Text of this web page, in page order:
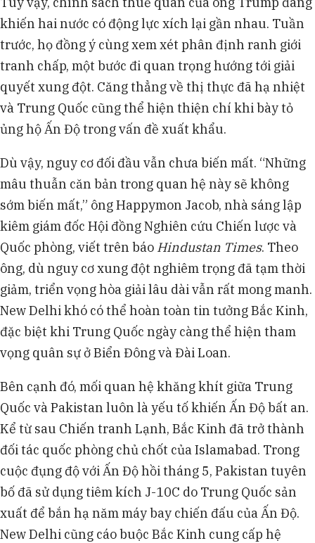
khiến hai nước có động lực xích lại gần nhau. Tuần
trước, họ đồng ý cùng xem xét phân định ranh giới
tranh chấp, một bước đi quan trọng hướng tới giải
quyết xung đột. Căng thẳng về thị thực đã hạ nhiệt
và Trung Quốc cũng thể hiện thiện chí khi bày tỏ
ủng hộ Ấn Độ trong vấn đề xuất khẩu.
Dù vậy, nguy cơ đối đầu vẫn chưa biến mất. “Những
mâu thuẫn căn bản trong quan hệ này sẽ không
sớm biến mất,” ông Happymon Jacob, nhà sáng lập
kiêm giám đốc Hội đồng Nghiên cứu Chiến lược và
Quốc phòng, viết trên báo Hindustan Times. Theo
ông, dù nguy cơ xung đột nghiêm trọng đã tạm thời
giảm, triển vọng hòa giải lâu dài vẫn rất mong manh.
New Delhi khó có thể hoàn toàn tin tưởng Bắc Kinh,
đặc biệt khi Trung Quốc ngày càng thể hiện tham
vọng quân sự ở Biển Đông và Đài Loan.
Bên cạnh đó, mối quan hệ khăng khít giữa Trung
Quốc và Pakistan luôn là yếu tố khiến Ấn Độ bất an.
Kể từ sau Chiến tranh Lạnh, Bắc Kinh đã trở thành
đối tác quốc phòng chủ chốt của Islamabad. Trong
cuộc đụng độ với Ấn Độ hồi tháng 5, Pakistan tuyên
bố đã sử dụng tiêm kích J-10C do Trung Quốc sản
xuất để bắn hạ năm máy bay chiến đấu của Ấn Độ.
New Delhi cũng cáo buộc Bắc Kinh cung cấp hệ